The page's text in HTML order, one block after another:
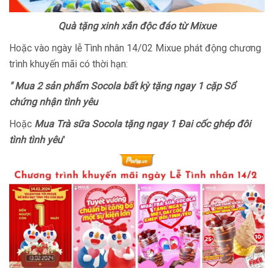
Quà tặng xinh xắn độc đáo từ Mixue
Hoặc vào ngày lễ Tình nhân 14/02 Mixue phát động chương
trình khuyến mãi có thời hạn:
" Mua 2 sản phẩm Socola bất kỳ tặng ngay 1 cặp Sổ
chứng nhận tình yêu
Hoặc Mua Trà sữa Socola tặng ngay 1 Đai cốc ghép đôi
tình tình yêu"